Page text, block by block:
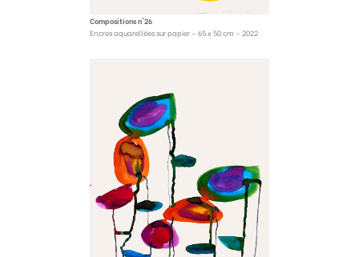
Compositions n°26
Encres aquarellées sur papier – 65 x 50 cm – 2022